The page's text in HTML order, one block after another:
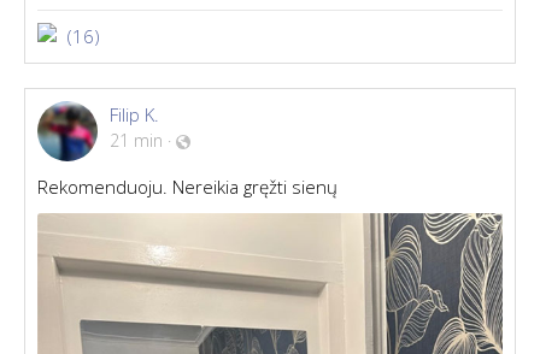
(16)
Filip K.
21 min ·
Rekomenduoju. Nereikia gręžti sienų